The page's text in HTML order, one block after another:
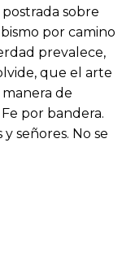
sobre
por camino
prevalece,
que el arte
manera de
por bandera.
señores. No se